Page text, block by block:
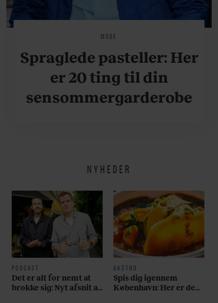
MODE
Spraglede pasteller: Her
er 20 ting til din
sensommergarderobe
NYHEDER
PODCAST
Det er alt for nemt at
brokke sig: Nyt afsnit af
GASTRO
Spis dig igennem
København: Her er de